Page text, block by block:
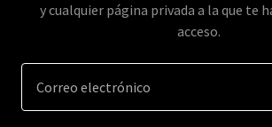
y cualquier página privada a la que te
acceso.